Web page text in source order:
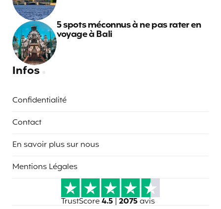
5 spots méconnus à ne pas rater en
voyage à Bali
Infos
Confidentialité
Contact
En savoir plus sur nous
Mentions Légales
TrustScore4.5 | 2075avis